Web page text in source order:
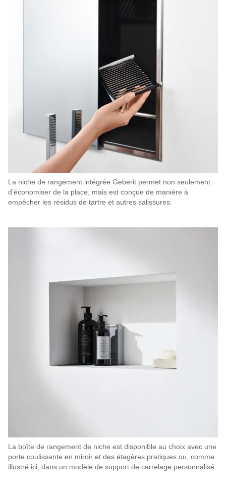
La niche de rangement intégrée Geberit permet non seulement
d’économiser de la place, mais est conçue de manière à
empêcher les résidus de tartre et autres salissures.
La boîte de rangement de niche est disponible au choix avec une
porte coulissante en miroir et des étagères pratiques ou, comme
illustré ici, dans un modèle de support de carrelage personnalisé.